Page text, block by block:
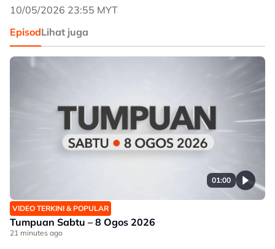
10/05/2026 23:55 MYT
EpisodLihat juga
01:00
VIDEO TERKINI & POPULAR
Tumpuan Sabtu – 8 Ogos 2026
21 minutes ago